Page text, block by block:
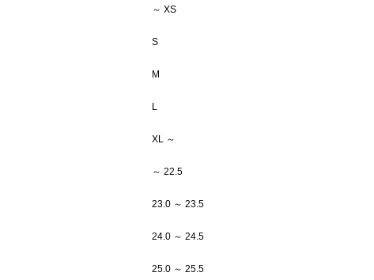
～ XS
S
M
L
XL ～
～ 22.5
23.0 ～ 23.5
24.0 ～ 24.5
25.0 ～ 25.5